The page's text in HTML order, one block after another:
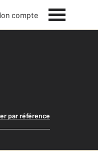
compte
par référence